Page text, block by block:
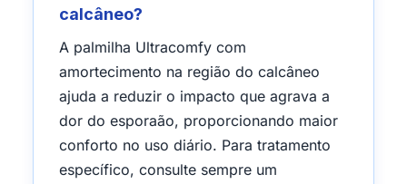
calcâneo?
A palmilha Ultracomfy com
amortecimento na região do calcâneo
ajuda a reduzir o impacto que agrava a
dor do esporaão, proporcionando maior
conforto no uso diário. Para tratamento
específico, consulte sempre um